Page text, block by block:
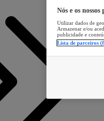
Nós e os
Utilizar dados de
Armazenar e/ou
publicidade e
Lista de parceiros